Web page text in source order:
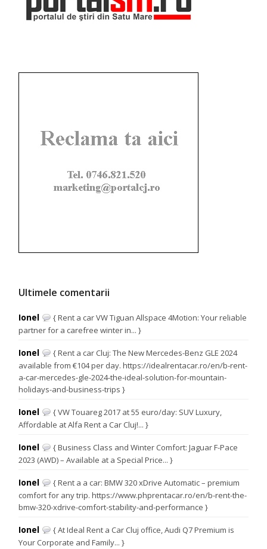
Ultimele comentarii
Ionel
{ Rent a car VW Tiguan Allspace 4Motion: Your reliable
partner for a carefree winter in... }
Ionel
{ Rent a car Cluj: The New Mercedes-Benz GLE 2024
available from €104 per day. https://idealrentacar.ro/en/b-rent-
a-car-mercedes-gle-2024-the-ideal-solution-for-mountain-
holidays-and-business-trips }
Ionel
{ VW Touareg 2017 at 55 euro/day: SUV Luxury,
Affordable at Alfa Rent a Car Cluj!... }
Ionel
{ Business Class and Winter Comfort: Jaguar F-Pace
2023 (AWD) – Available at a Special Price... }
Ionel
{ Rent a a car: BMW 320 xDrive Automatic – premium
comfort for any trip. https://www.phprentacar.ro/en/b-rent-the-
bmw-320-xdrive-comfort-stability-and-performance }
Ionel
{ At Ideal Rent a Car Cluj office, Audi Q7 Premium is
Your Corporate and Family... }